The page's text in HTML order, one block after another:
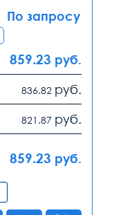
По запросу
859.23 руб.
836.82 руб.
821.87 руб.
859.23 руб.